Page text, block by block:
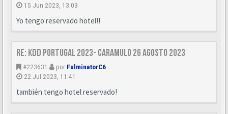
15 Jun 2023, 13:03
Yo tengo reservado hotel!!
Re: KDD Portugal 2023- Caramulo 26 Agosto 2023
#223631 por FulminatorC6
22 Jul 2023, 11:41
también tengo hotel reservado!